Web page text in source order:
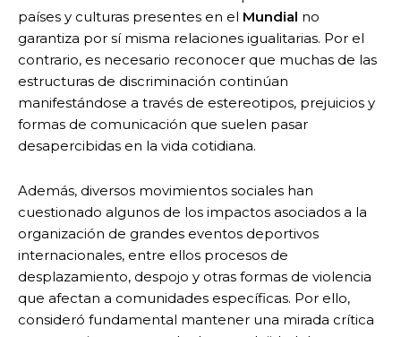
países y culturas presentes en el Mundial no
garantiza por sí misma relaciones igualitarias. Por el
contrario, es necesario reconocer que muchas de las
estructuras de discriminación continúan
manifestándose a través de estereotipos, prejuicios y
formas de comunicación que suelen pasar
desapercibidas en la vida cotidiana.
Además, diversos movimientos sociales han
cuestionado algunos de los impactos asociados a la
organización de grandes eventos deportivos
internacionales, entre ellos procesos de
desplazamiento, despojo y otras formas de violencia
que afectan a comunidades específicas. Por ello,
consideró fundamental mantener una mirada crítica